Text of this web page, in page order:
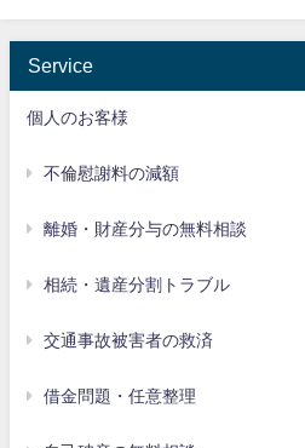
Service
個人のお客様
不倫慰謝料の減額
離婚・財産分与の無料相談
相続・遺産分割トラブル
交通事故被害者の救済
借金問題・任意整理